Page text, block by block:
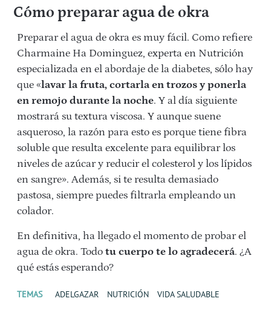
Cómo preparar agua de okra
Preparar el agua de okra es muy fácil. Como refiere
Charmaine Ha Dominguez, experta en Nutrición
especializada en el abordaje de la diabetes, sólo hay
que «lavar la fruta, cortarla en trozos y ponerla
en remojo durante la noche. Y al día siguiente
mostrará su textura viscosa. Y aunque suene
asqueroso, la razón para esto es porque tiene fibra
soluble que resulta excelente para equilibrar los
niveles de azúcar y reducir el colesterol y los lípidos
en sangre». Además, si te resulta demasiado
pastosa, siempre puedes filtrarla empleando un
colador.
En definitiva, ha llegado el momento de probar el
agua de okra. Todo tu cuerpo te lo agradecerá. ¿A
qué estás esperando?
TEMAS ADELGAZAR NUTRICIÓN VIDA SALUDABLE